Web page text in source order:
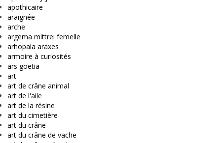
apothicaire
araignée
arche
argema mittrei femelle
arhopala araxes
armoire à curiosités
ars goetia
art
art de crâne animal
art de l'aile
art de la résine
art du cimetière
art du crâne
art du crâne de vache